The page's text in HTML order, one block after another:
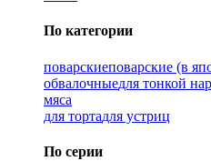
По категории
поварскиеповарские (в
обвалочныедля тонкой
мяса
для тортадля устриц
По серии